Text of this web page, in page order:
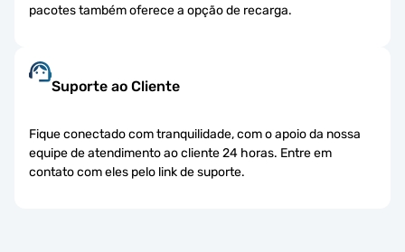
pacotes também oferece a opção de recarga.
Suporte ao Cliente
Fique conectado com tranquilidade, com o apoio da nossa
equipe de atendimento ao cliente 24 horas. Entre em
contato com eles pelo link de suporte.